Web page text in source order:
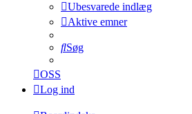
Ubesvarede indlæg
Aktive emner
Søg
OSS
Log ind